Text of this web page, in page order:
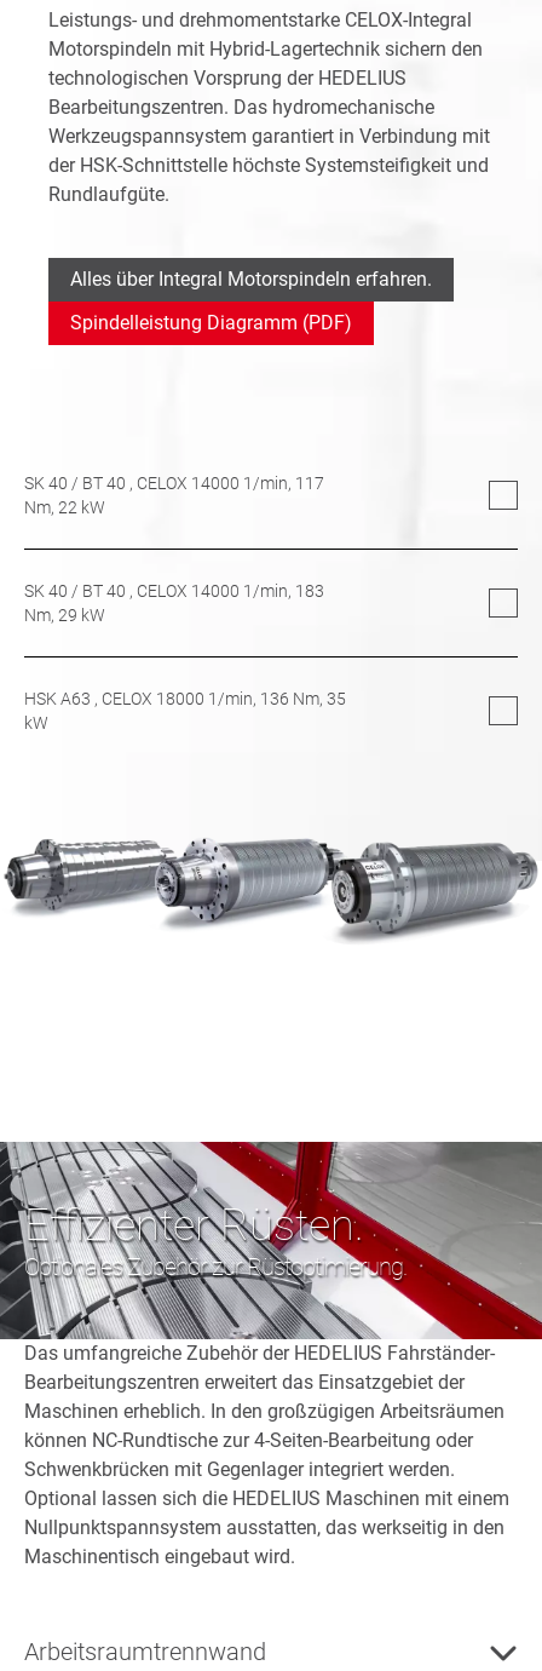
Leistungs- und drehmomentstarke CELOX-Integral
Motorspindeln mit Hybrid-Lagertechnik sichern den
technologischen Vorsprung der HEDELIUS
Bearbeitungszentren. Das hydromechanische
Werkzeugspannsystem garantiert in Verbindung mit
der HSK-Schnittstelle höchste Systemsteifigkeit und
Rundlaufgüte.
Alles über Integral Motorspindeln erfahren.
Spindelleistung Diagramm (PDF)
SK 40 / BT 40 , CELOX 14000 1/min, 117
Nm, 22 kW
SK 40 / BT 40 , CELOX 14000 1/min, 183
Nm, 29 kW
HSK A63 , CELOX 18000 1/min, 136 Nm, 35
kW
Effizienter Rüsten.
Optionales Zubehör zur Rüstoptimierung.
Das umfangreiche Zubehör der HEDELIUS Fahrständer-
Bearbeitungszentren erweitert das Einsatzgebiet der
Maschinen erheblich. In den großzügigen Arbeitsräumen
können NC-Rundtische zur 4-Seiten-Bearbeitung oder
Schwenkbrücken mit Gegenlager integriert werden.
Optional lassen sich die HEDELIUS Maschinen mit einem
Nullpunktspannsystem ausstatten, das werkseitig in den
Maschinentisch eingebaut wird.
Arbeitsraumtrennwand